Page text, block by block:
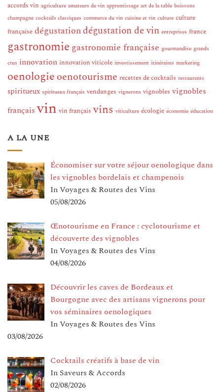
accords vin agriculture amateurs de vin apprentissage art de la table boissons
champagne cocktails classiques commerce du vin cuisine et vin culture culture
française dégustationdégustation de vin entreprises france
gastronomie gastronomie française gourmandise grands
crus innovation innovation viticole investissement itinéraires marketing
oenologie oenotourisme recettes de cocktails restaurants
spiritueux spiritueux français vendanges vignerons vignobles vignobles
français vin vin français vins viticulture écologie économie éducation
A LA UNE
Économiser sur votre séjour oenologique dans
les vignobles bordelais et champenois
In Voyages & Routes des Vins
05/08/2026
Œnotourisme en France : cyclotourisme et
découverte des vignobles
In Voyages & Routes des Vins
04/08/2026
Découvrir les caves de Bordeaux et
Bourgogne avec des artisans vignerons pour
vos séminaires oenologiques
In Voyages & Routes des Vins
03/08/2026
Cocktails créatifs à base de vin
In Saveurs & Accords
02/08/2026